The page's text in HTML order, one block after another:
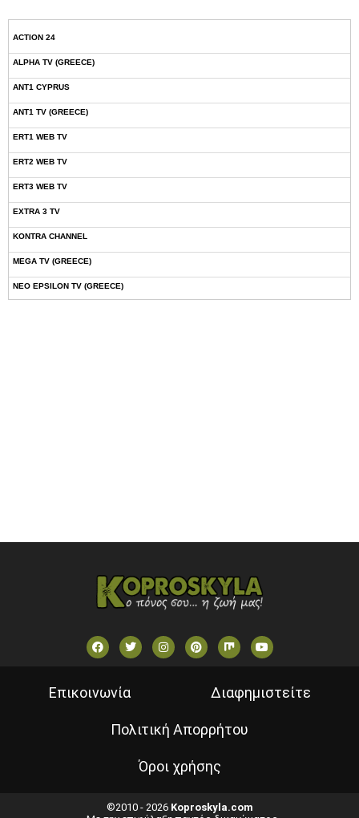
ACTION 24
ALPHA TV (GREECE)
ANT1 CYPRUS
ANT1 TV (GREECE)
ERT1 WEB TV
ERT2 WEB TV
ERT3 WEB TV
EXTRA 3 TV
KONTRA CHANNEL
MEGA TV (GREECE)
NEO EPSILON TV (GREECE)
Επικοινωνία Διαφημιστείτε
Πολιτική Απορρήτου
Όροι χρήσης
©2010 - 2026 Koproskyla.com